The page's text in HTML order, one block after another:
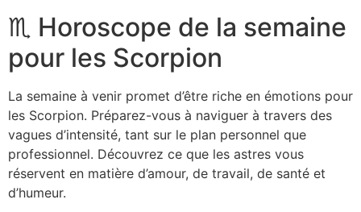
♏ Horoscope de la semaine
pour les Scorpion
La semaine à venir promet d’être riche en émotions pour
les Scorpion. Préparez-vous à naviguer à travers des
vagues d’intensité, tant sur le plan personnel que
professionnel. Découvrez ce que les astres vous
réservent en matière d’amour, de travail, de santé et
d’humeur.